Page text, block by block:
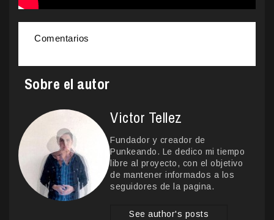
Comentarios
Sobre el autor
Victor Tellez
Fundador y creador de
Punkeando. Le dedico mi tiempo
libre al proyecto, con el objetivo
de mantener informados a los
seguidores de la pagina.
See author's posts